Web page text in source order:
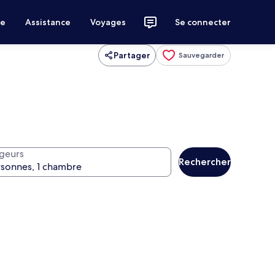
Assistance Voyages Se connecter
Partager Sauvegarder
Rechercher